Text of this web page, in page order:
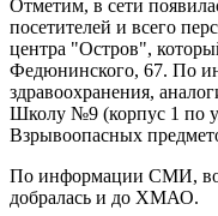
Отметим, в сети
посетителей и всего
центра "Остров",
Федюнинского, 67. По
здравоохранения,
Школу №9 (корпус 1 по
Взрывоопасных
По информации СМИ,
добралась и до ХМАО.